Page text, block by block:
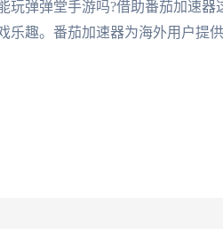
玩弹弹堂手游吗?借助番茄加速器
趣。番茄加速器为海外用户提